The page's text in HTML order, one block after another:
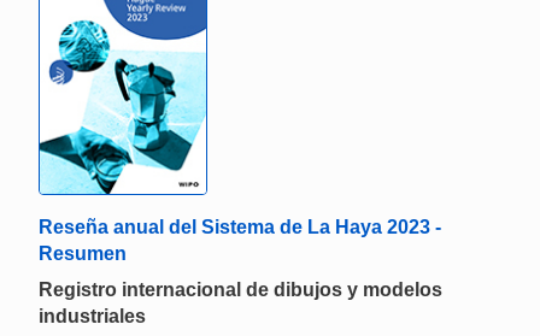
Reseña anual del Sistema de La Haya 2023 -
Resumen
Registro internacional de dibujos y modelos
industriales